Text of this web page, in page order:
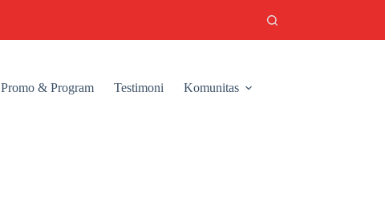
Promo & Program Testimoni Komunitas